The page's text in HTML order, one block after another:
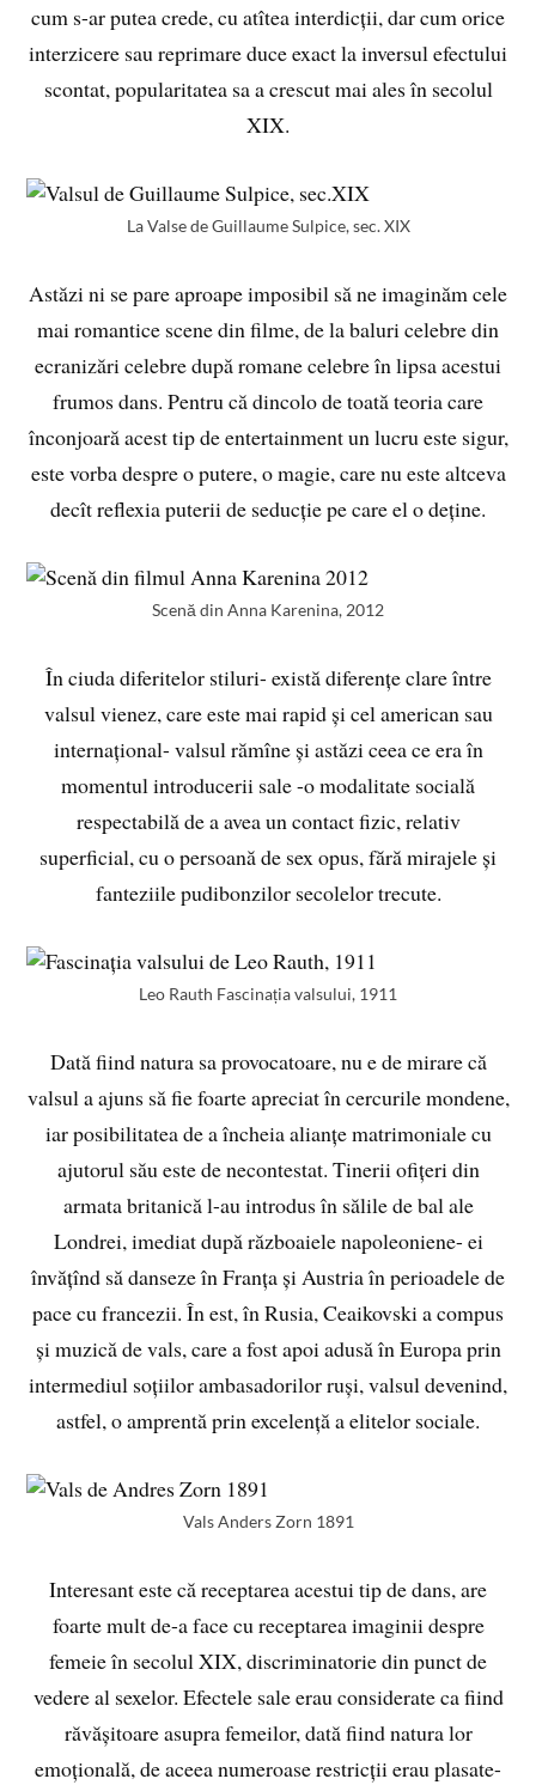
cum s-ar putea crede, cu atîtea interdicții, dar cum orice
interzicere sau reprimare duce exact la inversul efectului
scontat, popularitatea sa a crescut mai ales în secolul
XIX.
La Valse de Guillaume Sulpice, sec. XIX
Astăzi ni se pare aproape imposibil să ne imaginăm cele
mai romantice scene din filme, de la baluri celebre din
ecranizări celebre după romane celebre în lipsa acestui
frumos dans. Pentru că dincolo de toată teoria care
înconjoară acest tip de entertainment un lucru este sigur,
este vorba despre o putere, o magie, care nu este altceva
decît reflexia puterii de seducție pe care el o deține.
Scenă din Anna Karenina, 2012
În ciuda diferitelor stiluri- există diferențe clare între
valsul vienez, care este mai rapid și cel american sau
internațional- valsul rămîne și astăzi ceea ce era în
momentul introducerii sale -o modalitate socială
respectabilă de a avea un contact fizic, relativ
superficial, cu o persoană de sex opus, fără mirajele și
fanteziile pudibonzilor secolelor trecute.
Leo Rauth Fascinația valsului, 1911
Dată fiind natura sa provocatoare, nu e de mirare că
valsul a ajuns să fie foarte apreciat în cercurile mondene,
iar posibilitatea de a încheia alianțe matrimoniale cu
ajutorul său este de necontestat. Tinerii ofițeri din
armata britanică l-au introdus în sălile de bal ale
Londrei, imediat după războaiele napoleoniene- ei
învățînd să danseze în Franța și Austria în perioadele de
pace cu francezii. În est, în Rusia, Ceaikovski a compus
și muzică de vals, care a fost apoi adusă în Europa prin
intermediul soțiilor ambasadorilor ruși, valsul devenind,
astfel, o amprentă prin excelență a elitelor sociale.
Vals Anders Zorn 1891
Interesant este că receptarea acestui tip de dans, are
foarte mult de-a face cu receptarea imaginii despre
femeie în secolul XIX, discriminatorie din punct de
vedere al sexelor. Efectele sale erau considerate ca fiind
răvășitoare asupra femeilor, dată fiind natura lor
emoțională, de aceea numeroase restricții erau plasate-